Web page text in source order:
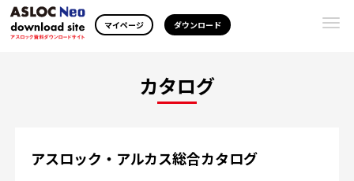
マイページ ダウンロード
カタログ
アスロック・アルカス総合カタログ